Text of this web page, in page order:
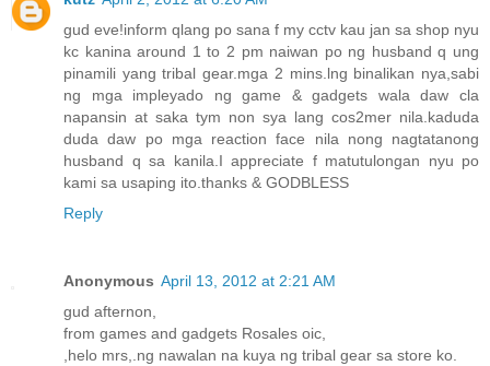
gud eve!inform qlang po sana f my cctv kau jan sa shop nyu
kc kanina around 1 to 2 pm naiwan po ng husband q ung
pinamili yang tribal gear.mga 2 mins.lng binalikan nya,sabi
ng mga impleyado ng game & gadgets wala daw cla
napansin at saka tym non sya lang cos2mer nila.kaduda
duda daw po mga reaction face nila nong nagtatanong
husband q sa kanila.I appreciate f matutulongan nyu po
kami sa usaping ito.thanks & GODBLESS
Reply
Anonymous April 13, 2012 at 2:21 AM
gud afternon,
from games and gadgets Rosales oic,
,helo mrs,.ng nawalan na kuya ng tribal gear sa store ko.